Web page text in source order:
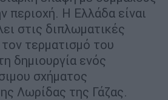
περιοχή. Η Ελλάδα είναι
στις διπλωματικές
τερματισμό του
δημιουργία ενός
σχήματος
Λωρίδας της Γάζας.